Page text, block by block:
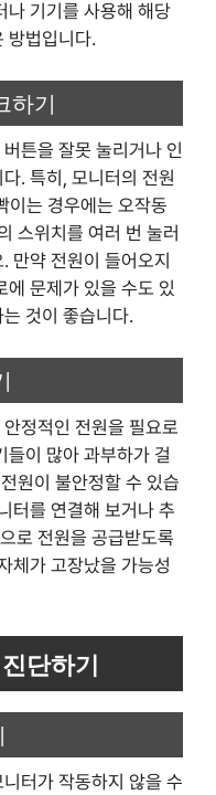
나 기기를 사용해 해당
방법입니다.
하기
튼을 잘못 눌리거나 인
. 특히, 모니터의 전원
이는 경우에는 오작동
스위치를 여러 번 눌러
만약 전원이 들어오지
에 문제가 있을 수도 있
것이 좋습니다.
정적인 전원을 필요로
들이 많아 과부하가 걸
원이 불안정할 수 있습
터를 연결해 보거나 추
로 전원을 공급받도록
체가 고장났을 가능성
단하기
터가 작동하지 않을 수